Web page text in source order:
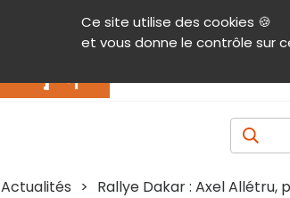
Ce site utilise des cookies 🍪
et vous donne le contrôle sur
Contenu Aide et accessibilité Menu
Actualités > Rallye Dakar : Axel Allétru,